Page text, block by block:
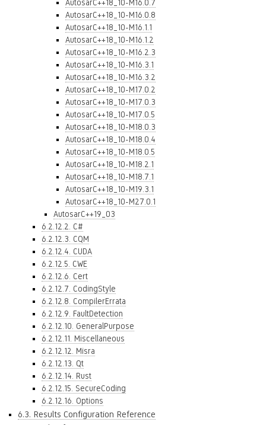
AutosarC++18_10-M16.0.7
AutosarC++18_10-M16.0.8
AutosarC++18_10-M16.1.1
AutosarC++18_10-M16.1.2
AutosarC++18_10-M16.2.3
AutosarC++18_10-M16.3.1
AutosarC++18_10-M16.3.2
AutosarC++18_10-M17.0.2
AutosarC++18_10-M17.0.3
AutosarC++18_10-M17.0.5
AutosarC++18_10-M18.0.3
AutosarC++18_10-M18.0.4
AutosarC++18_10-M18.0.5
AutosarC++18_10-M18.2.1
AutosarC++18_10-M18.7.1
AutosarC++18_10-M19.3.1
AutosarC++18_10-M27.0.1
AutosarC++19_03
6.2.12.2. C#
6.2.12.3. CQM
6.2.12.4. CUDA
6.2.12.5. CWE
6.2.12.6. Cert
6.2.12.7. CodingStyle
6.2.12.8. CompilerErrata
6.2.12.9. FaultDetection
6.2.12.10. GeneralPurpose
6.2.12.11. Miscellaneous
6.2.12.12. Misra
6.2.12.13. Qt
6.2.12.14. Rust
6.2.12.15. SecureCoding
6.2.12.16. Options
6.3. Results Configuration Reference